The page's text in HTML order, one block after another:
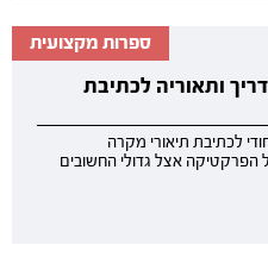
ספרות מקצועית
ותאוריה לכתיבת
לכתיבת תיאורי מקרה
הפרקטיקה אצל גדולי החשובים